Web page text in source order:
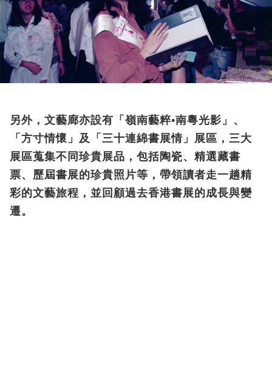
另外，文藝廊亦設有「嶺南藝粹•南粵光影」、
「方寸情懷」及「三十連綿書展情」展區，三大
展區蒐集不同珍貴展品，包括陶瓷、精選藏書
票、歷屆書展的珍貴照片等，帶領讀者走一趟精
彩的文藝旅程，並回顧過去香港書展的成長與變
遷。